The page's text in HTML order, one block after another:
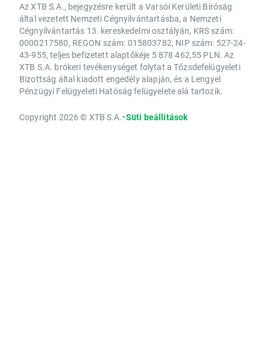
Az XTB S.A., bejegyzésre került a Varsói Kerületi Bíróság
által vezetett Nemzeti Cégnyilvántartásba, a Nemzeti
Cégnyilvántartás 13. kereskedelmi osztályán, KRS szám:
0000217580, REGON szám: 015803782, NIP szám: 527-24-
43-955, teljes befizetett alaptőkéje 5 878 462,55 PLN. Az
XTB S.A. brókeri tevékenységet folytat a Tőzsdefelügyeleti
Bizottság által kiadott engedély alapján, és a Lengyel
Pénzügyi Felügyeleti Hatóság felügyelete alá tartozik.
Copyright 2026 © XTB S.A.•Süti beállítások